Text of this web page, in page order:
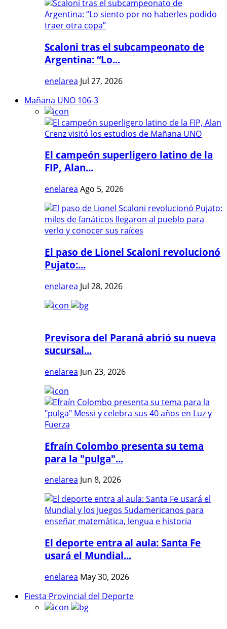
Scaloni tras el subcampeonato de
Argentina: “Lo...
enelarea Jul 27, 2026
Mañana UNO 106-3
El campeón superligero latino de la
FIP, Alan...
enelarea Ago 5, 2026
El paso de Lionel Scaloni revolucionó
Pujato:...
enelarea Jul 28, 2026
Previsora del Paraná abrió su nueva
sucursal...
enelarea Jun 23, 2026
Efraín Colombo presenta su tema
para la "pulga"...
enelarea Jun 8, 2026
El deporte entra al aula: Santa Fe
usará el Mundial...
enelarea May 30, 2026
Fiesta Provincial del Deporte